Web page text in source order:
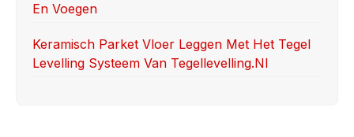
En Voegen
Keramisch Parket Vloer Leggen Met Het Tegel
Levelling Systeem Van Tegellevelling.nl